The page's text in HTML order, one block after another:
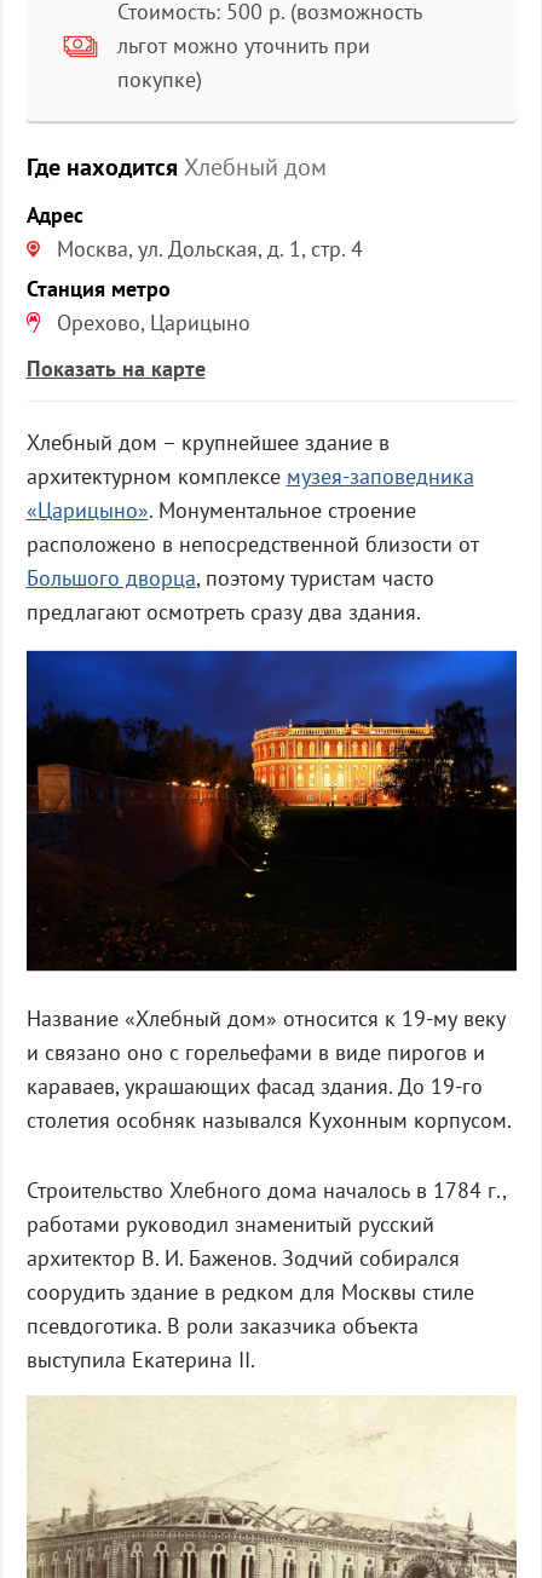
Стоимость: 500 р. (возможность
льгот можно уточнить при
покупке)
Где находится Хлебный дом
Адрес
Москва, ул. Дольская, д. 1, стр. 4
Станция метро
Орехово, Царицыно
Показать на карте
Хлебный дом – крупнейшее здание в
архитектурном комплексе музея-заповедника
«Царицыно». Монументальное строение
расположено в непосредственной близости от
Большого дворца, поэтому туристам часто
предлагают осмотреть сразу два здания.
Название «Хлебный дом» относится к 19-му веку
и связано оно с горельефами в виде пирогов и
караваев, украшающих фасад здания. До 19-го
столетия особняк назывался Кухонным корпусом.
Строительство Хлебного дома началось в 1784 г.,
работами руководил знаменитый русский
архитектор В. И. Баженов. Зодчий собирался
соорудить здание в редком для Москвы стиле
псевдоготика. В роли заказчика объекта
выступила Екатерина II.